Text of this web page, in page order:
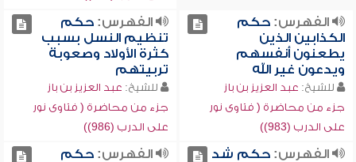
الفهرس:حكم
الكذابين الذين
يطعنون أنفسهم
ويدعون غير الله
للشيخ: عبد العزيز بن باز
جزء من محاضرة ( فتاوى نور
على الدرب (983))
الفهرس:حكم
تنظيم النسل بسبب
كثرة الأولاد وصعوبة
تربيتهم
للشيخ: عبد العزيز بن باز
جزء من محاضرة ( فتاوى نور
على الدرب (986))
الفهرس:حكم شد
الفهرس:حكم